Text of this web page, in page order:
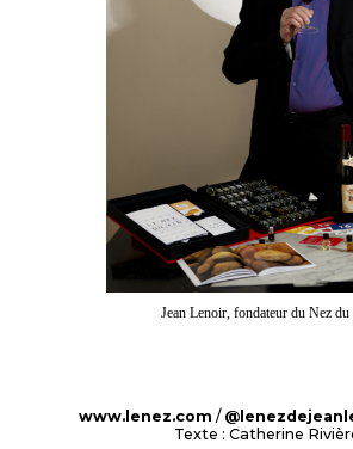
Jean Lenoir, fondateur du Nez
www.lenez.com /
Texte : Catherine